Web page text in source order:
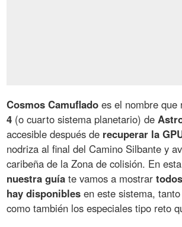
Cosmos Camuflado es el nombre que
4 (o cuarto sistema planetario) de
accesible después de recuperar la
nodriza al final del Camino Silbante y
caribeña de la Zona de colisión. En
nuestra guía te vamos a mostrar
hay disponibles en este sistema,
como también los especiales tipo reto